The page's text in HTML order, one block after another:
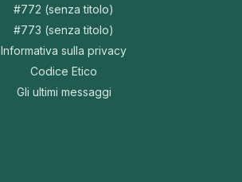
#772 (senza titolo)
#773 (senza titolo)
Informativa sulla privacy
Codice Etico
Gli ultimi messaggi